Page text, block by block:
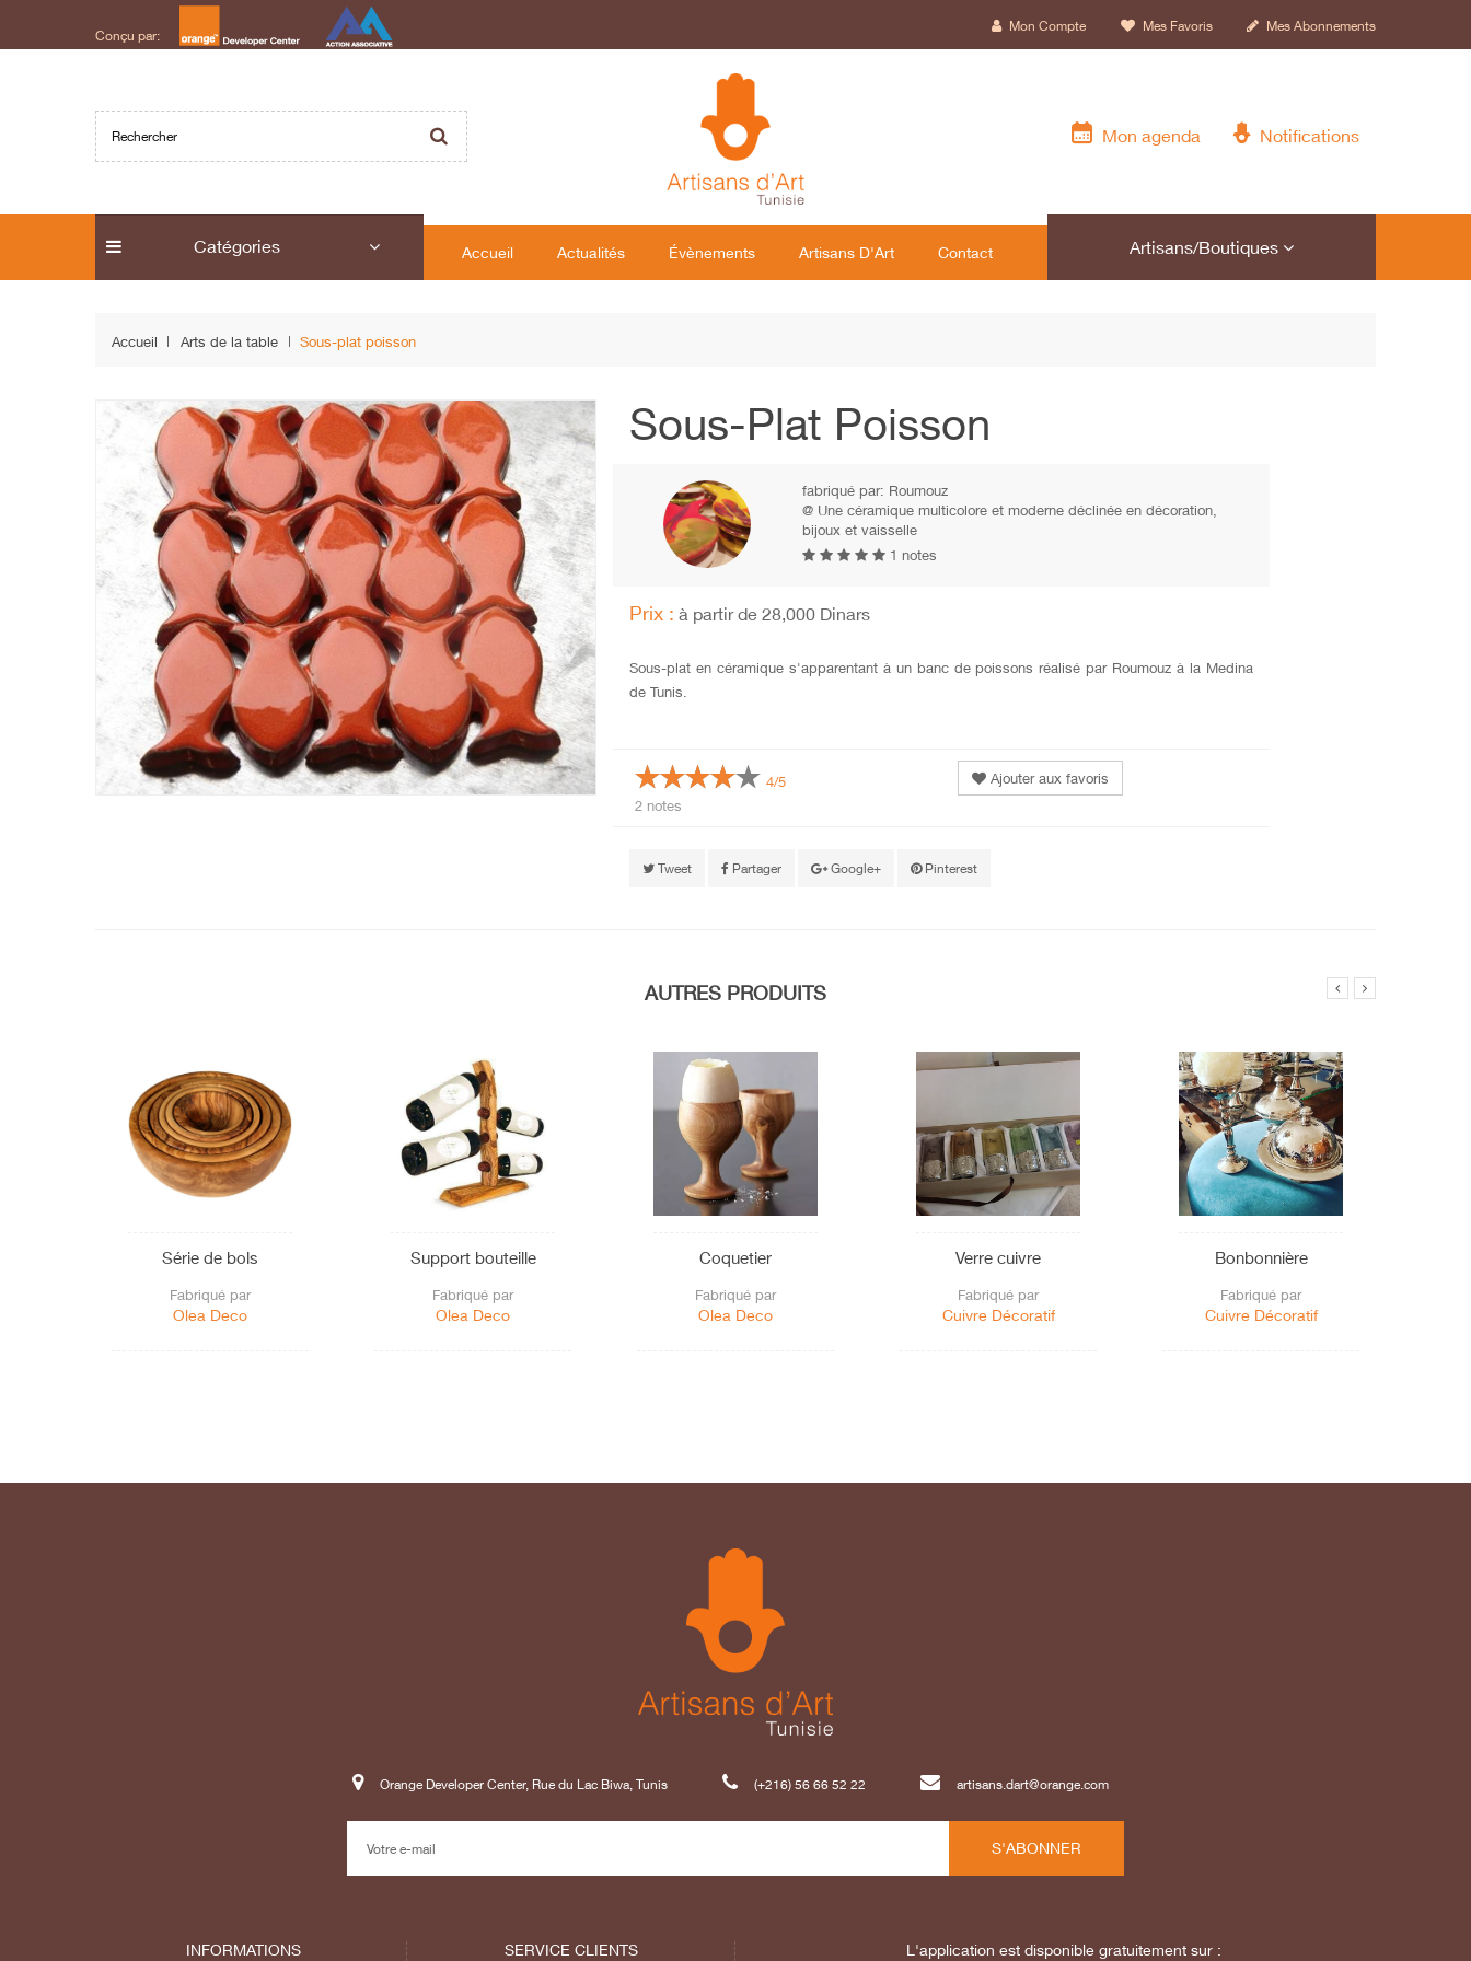
Mon Compte Mes Favoris Mes Abonnements
Conçu par:
Mon agenda Notifications
Catégories Accueil Actualités Évènements Artisans D'Art Contact Artisans/Boutiques
Accueil Arts de la table Sous-plat poisson
Sous-Plat Poisson
fabriqué par: Roumouz
@ Une céramique multicolore et moderne déclinée en décoration,
bijoux et vaisselle
1 notes
Prix : à partir de 28,000 Dinars
Sous-plat en céramique s'apparentant à un banc de poissons réalisé par Roumouz à la Medina
de Tunis.
4/5
Ajouter aux favoris
2 notes
Tweet Partager Google+ Pinterest
AUTRES PRODUITS
Série de bols
Fabriqué par
Olea Deco
Support bouteille
Fabriqué par
Olea Deco
Coquetier
Fabriqué par
Olea Deco
Verre cuivre
Fabriqué par
Cuivre Décoratif
Bonbonnière
Fabriqué par
Cuivre Décoratif
Orange Developer Center, Rue du Lac Biwa, Tunis (+216) 56 66 52 22 artisans.dart@orange.com
S'ABONNER
INFORMATIONS SERVICE CLIENTS L'application est disponible gratuitement sur :